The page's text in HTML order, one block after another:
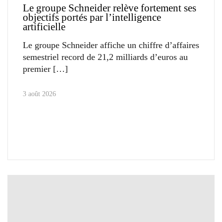
Le groupe Schneider relève fortement ses
objectifs portés par l’intelligence
artificielle
Le groupe Schneider affiche un chiffre d’affaires
semestriel record de 21,2 milliards d’euros au
premier
3 août 2026